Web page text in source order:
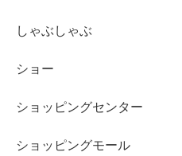
しゃぶしゃぶ
ショー
ショッピングセンター
ショッピングモール